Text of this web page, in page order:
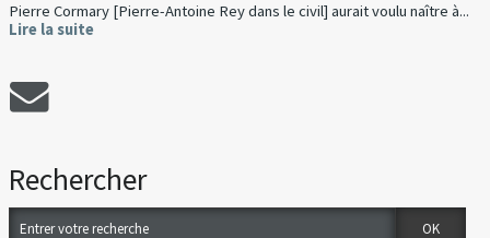
Pierre Cormary [Pierre-Antoine Rey dans le civil] aurait voulu naître à...
Lire la suite
Rechercher